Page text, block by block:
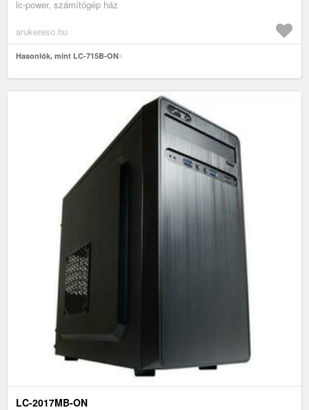
lc-power, számítógép ház
arukereso.hu
Hasonlók, mint LC-715B-ON
LC-2017MB-ON